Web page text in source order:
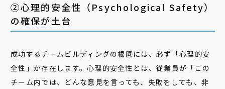
②心理的安全性（Psychological Safety）
の確保が土台
成功するチームビルディングの根底には、必ず「心理的安
全性」が存在します。心理的安全性とは、従業員が「この
チーム内では、どんな意見を言っても、失敗をしても、非